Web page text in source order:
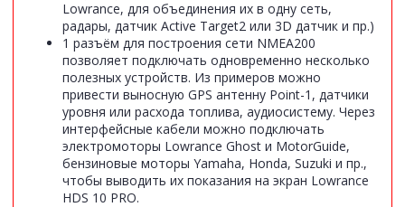
Lowrance, для объединения их в одну сеть,
радары, датчик Active Target2 или 3D датчик и пр.)
1 разъём для построения сети NMEA200
позволяет подключать одновременно несколько
полезных устройств. Из примеров можно
привести выносную GPS антенну Point-1, датчики
уровня или расхода топлива, аудиосистему. Через
интерфейсные кабели можно подключать
электромоторы Lowrance Ghost и MotorGuide,
бензиновые моторы Yamaha, Honda, Suzuki и пр.,
чтобы выводить их показания на экран Lowrance
HDS 10 PRO.